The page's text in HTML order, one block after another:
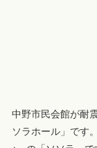
中野市民会館が耐
ソラホール」です